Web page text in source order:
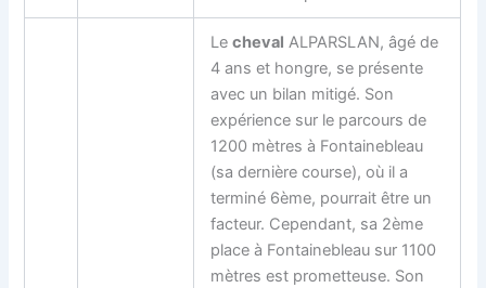
Lecheval ALPARSLAN, âgé de
4 ans et hongre, se présente
avec un bilan mitigé. Son
expérience sur le parcours de
1200 mètres à Fontainebleau
(sa dernière course), où il a
terminé 6ème, pourrait être un
facteur. Cependant, sa 2ème
place à Fontainebleau sur 1100
mètres est prometteuse. Son